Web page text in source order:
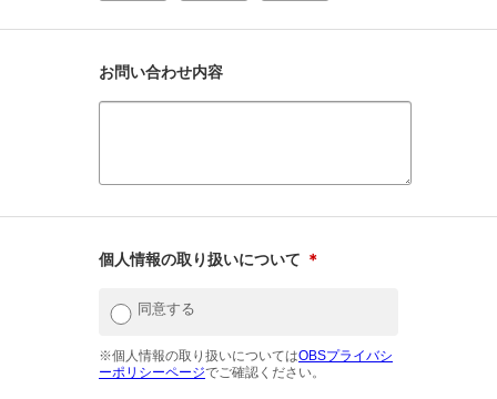
お問い合わせ内容
個人情報の取り扱いについて ＊
同意する
※個人情報の取り扱いについてはOBSプライバシ
ーポリシーページでご確認ください。